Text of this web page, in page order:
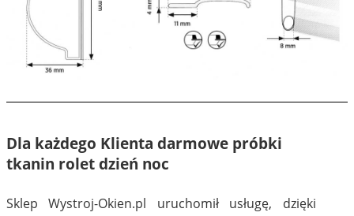
1610 1611
Dla każdego Klienta darmowe próbki
tkanin rolet dzień noc
Sklep Wystroj-Okien.pl uruchomił usługę, dzięki